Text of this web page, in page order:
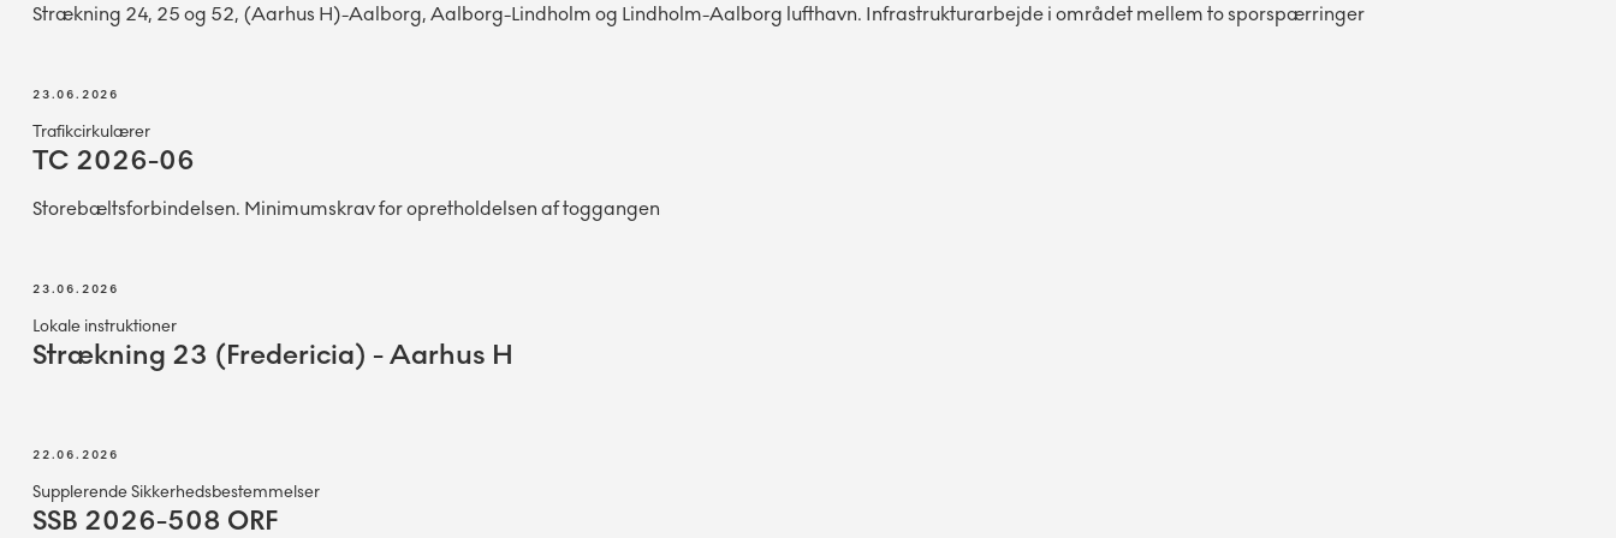
Strækning 24, 25 og 52, (Aarhus H)-Aalborg, Aalborg-Lindholm og Lindholm-Aalborg lufthavn. Infrastrukturarbejde i området mellem to sporspærringer
23.06.2026
Trafikcirkulærer
TC 2026-06
Storebæltsforbindelsen. Minimumskrav for opretholdelsen af toggangen
23.06.2026
Lokale instruktioner
Strækning 23 (Fredericia) - Aarhus H
22.06.2026
Supplerende Sikkerhedsbestemmelser
SSB 2026-508 ORF